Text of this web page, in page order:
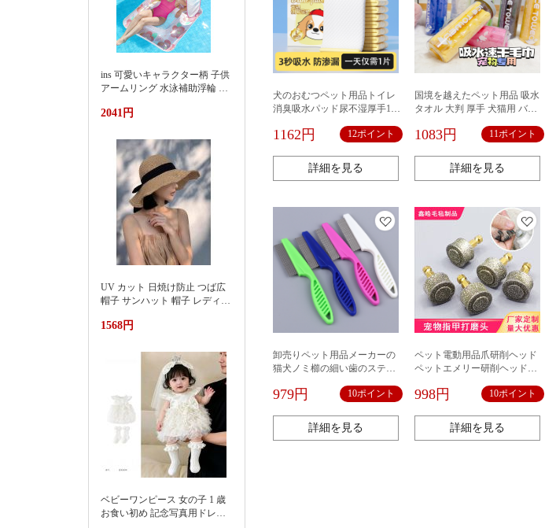
ins 可愛いキャラクター柄 子供
アームリング 水泳補助浮輪 プ
池遮阳蓬浮床充气浮排男女水
2041円
UV カット 日焼け防止 つば広
帽子 サンハット 帽子 レディー
好看防晒显脸小沙滩海边防紫
1568円
ベビーワンピース 女の子 1 歳
お食い初め 記念写真用ドレス
犬のおむつペット用品トイレ
消臭吸水パッド尿不湿厚手100
1162円 12ポイント
詳細を見る
国境を越えたペット用品 吸水
タオル 大判 厚手 犬猫用 バ
ション鹿革タオル
1083円 11ポイント
詳細を見る
卸売りペット用品メーカーの
猫犬ノミ櫛の細い歯のステン
てシラミを捕まえます。
979円 10ポイント
詳細を見る
ペット電動用品爪研削ヘッド
ペットエメリー研削ヘッドツ
ヘッド研削
998円 10ポイント
詳細を見る